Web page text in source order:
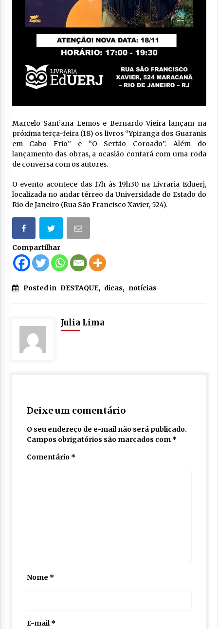
Marcelo Sant’ana Lemos e Bernardo Vieira lançam na
próxima terça-feira (18) os livros “Ypiranga dos Guaranis
em Cabo Frio” e “O Sertão Coroado”. Além do
lançamento das obras, a ocasião contará com uma roda
de conversa com os autores.
O evento acontece das 17h às 19h30 na Livraria Eduerj,
localizada no andar térreo da Universidade do Estado do
Rio de Janeiro (Rua São Francisco Xavier, 524).
Compartilhar
Posted in DESTAQUE, dicas, notícias
Julia Lima
Deixe um comentário
O seu endereço de e-mail não será publicado.
Campos obrigatórios são marcados com *
Comentário *
Nome *
E-mail *